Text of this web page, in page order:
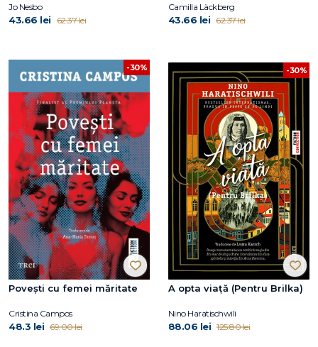
Jo Nesbo
43.66 lei 62.37 lei
Camilla Läckberg
43.66 lei 62.37 lei
-30%
Povești cu femei măritate
Cristina Campos
48.3 lei 69.00 lei
-30%
A opta viață (Pentru Brilka)
Nino Haratischwili
88.06 lei 125.80 lei